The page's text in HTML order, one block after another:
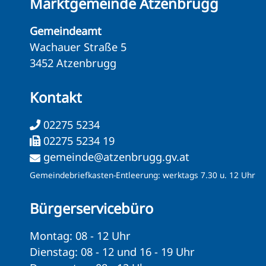
Gemeindeamt
Wachauer Straße 5
3452 Atzenbrugg
Kontakt
02275 5234
02275 5234 19
gemeinde@atzenbrugg.gv.at
Gemeindebriefkasten-Entleerung: werktags 7.30 u. 12 Uhr
Bürgerservicebüro
Montag: 08 - 12 Uhr
Dienstag: 08 - 12 und 16 - 19 Uhr